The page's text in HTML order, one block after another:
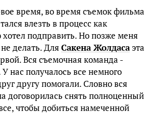
время, во время съемок фильма
влезть в процесс как
хотел подправить. Но позже меня
делать. ДляСакена Жолдасаэта
Вся съемочная команда -
нас получалось все немного
другу помогали. Словно вся
договорилась снять полноценный
чтобы добиться намеченной